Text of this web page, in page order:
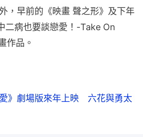
，早前的《映畫 聲之形》及下年
二病也要談戀愛！-Take On
作品。
》劇場版來年上映　六花與勇太